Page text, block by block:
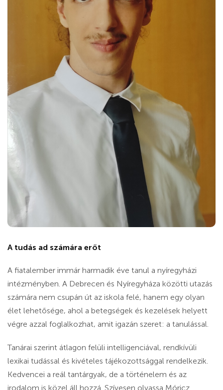
A tudás ad számára erőt
A fiatalember immár harmadik éve tanul a nyíregyházi
intézményben. A Debrecen és Nyíregyháza közötti utazás
számára nem csupán út az iskola felé, hanem egy olyan
élet lehetősége, ahol a betegségek és kezelések helyett
végre azzal foglalkozhat, amit igazán szeret: a tanulással.
Tanárai szerint átlagon felüli intelligenciával, rendkívüli
lexikai tudással és kivételes tájékozottsággal rendelkezik.
Kedvencei a reál tantárgyak, de a történelem és az
irodalom is közel áll hozzá. Szívesen olvassa Móricz